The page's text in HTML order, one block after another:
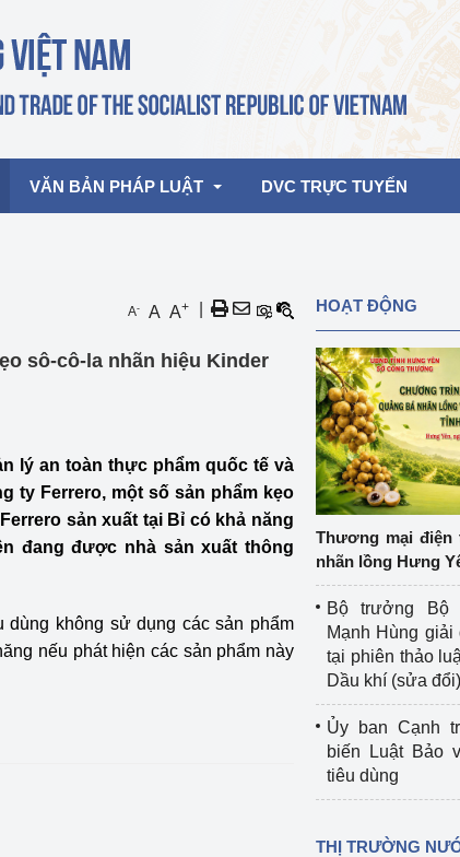
Hoạt động của Lãnh đạo Bộ
Nam 2026
Bộ trưởng
- Công luận
Họp báo
Thông cáo báo chí
Nông Lâm Thủy sản
nhân lực
Tổ chức kiểm định kỹ thuật an toàn lao
VĂN BẢN PHÁP LUẬT DVC TRỰC TUYẾN
A- A A+
sô-cô-la nhãn hiệu Kinder
lý an toàn thực phẩm quốc tế và
ty Ferrero, một số sản phẩm kẹo
sản xuất tại Bỉ có khả năng
đang được nhà sản xuất thông
không sử dụng các sản phẩm
nếu phát hiện các sản phẩm này
HOẠT ĐỘNG
Thương mại
nhãn lồng Hưng
Bộ trưởng Bộ
Mạnh Hùng
tại phiên thảo
Dầu khí (sửa đổi)
Ủy ban Cạnh
biến Luật Bảo
tiêu dùng
THỊ TRƯỜNG